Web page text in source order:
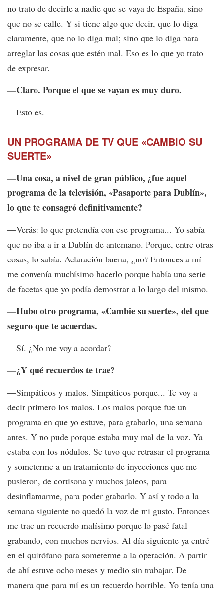
no trato de decirle a nadie que se vaya de España, sino
que no se calle. Y si tiene algo que decir, que lo diga
claramente, que no lo diga mal; sino que lo diga para
arreglar las cosas que estén mal. Eso es lo que yo trato
de expresar.
—Claro. Porque el que se vayan es muy duro.
—Esto es.
UN PROGRAMA DE TV QUE «CAMBIO SU
SUERTE»
—Una cosa, a nivel de gran público, ¿fue aquel
programa de la televisión, «Pasaporte para Dublín»,
lo que te consagró definitivamente?
—Verás: lo que pretendía con ese programa... Yo sabía
que no iba a ir a Dublín de antemano. Porque, entre otras
cosas, lo sabía. Aclaración buena, ¿no? Entonces a mí
me convenía muchísimo hacerlo porque había una serie
de facetas que yo podía demostrar a lo largo del mismo.
—Hubo otro programa, «Cambie su suerte», del que
seguro que te acuerdas.
—Sí. ¿No me voy a acordar?
—¿Y qué recuerdos te trae?
—Simpáticos y malos. Simpáticos porque... Te voy a
decir primero los malos. Los malos porque fue un
programa en que yo estuve, para grabarlo, una semana
antes. Y no pude porque estaba muy mal de la voz. Ya
estaba con los nódulos. Se tuvo que retrasar el programa
y someterme a un tratamiento de inyecciones que me
pusieron, de cortisona y muchos jaleos, para
desinflamarme, para poder grabarlo. Y así y todo a la
semana siguiente no quedó la voz de mi gusto. Entonces
me trae un recuerdo malísimo porque lo pasé fatal
grabando, con muchos nervios. Al día siguiente ya entré
en el quirófano para someterme a la operación. A partir
de ahí estuve ocho meses y medio sin trabajar. De
manera que para mí es un recuerdo horrible. Yo tenía una